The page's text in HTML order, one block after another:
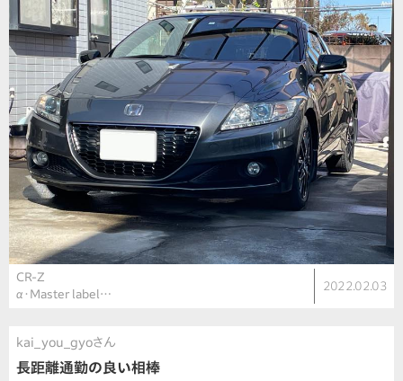
CR-Z
α・Master label…
2022.02.03
kai_you_gyoさん
長距離通勤の良い相棒